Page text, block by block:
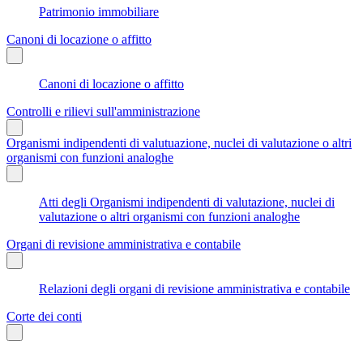
Patrimonio immobiliare
Canoni di locazione o affitto
Canoni di locazione o affitto
Controlli e rilievi sull'amministrazione
Organismi indipendenti di valutuazione, nuclei di valutazione o altri
organismi con funzioni analoghe
Atti degli Organismi indipendenti di valutazione, nuclei di
valutazione o altri organismi con funzioni analoghe
Organi di revisione amministrativa e contabile
Relazioni degli organi di revisione amministrativa e contabile
Corte dei conti